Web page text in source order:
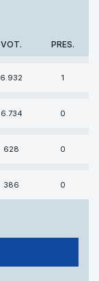
VOT. PRES.
6.932 1
6.734 0
628 0
386 0